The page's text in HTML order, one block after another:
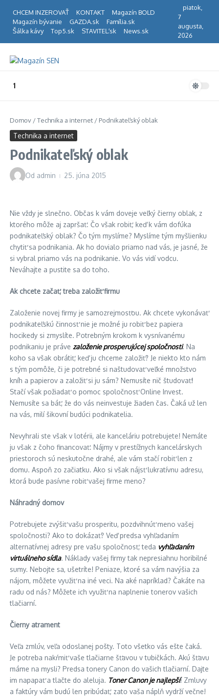
CHCEM INZEROVAŤ KONTAKT
Magazín BOLD
Magazín bývanie
GAZDA.sk
Família.sk
Šálka kávy
Top5.sk STAVITEĽ.sk News.sk
piatok,
7
augusta,
2026
1
Domov /Technika a internet / Podnikateľský oblak
Technika a internet
Podnikateľský oblak
Od admin 25. júna 2015
Nie vždy je slnečno. Občas k vám doveje veľký čierny oblak, z
ktorého môže aj zapršať. Čo však robiť, keď k vám dofúka
podnikateľský oblak? Čo tým myslíme? Myslíme tým myšlienku
chytiť sa podnikania. Ak ho dovialo priamo nad vás, je jasné, že
si vybral priamo vás na podnikanie. Vo vás vidí vodcu.
Neváhajte a pustite sa do toho.
Ak chcete začať, treba založiť firmu
Založenie novej firmy je samozrejmosťou. Ak chcete vykonávať
podnikateľskú činnosť nie je možné ju robiť bez papiera
hocikedy si zmyslíte. Potrebným krokom k vysnívanému
podnikaniu je práve založenie prosperujúcej spoločnosti. Na
koho sa však obrátiť, keď ju chceme založiť? Je niekto kto nám
s tým pomôže, či je potrebné si naštudovať veľké množstvo
kníh a papierov a založiť si ju sám? Nemusíte nič študovať!
Stačí však požiadať o pomoc spoločnosť Online Invest.
Nemusíte sa báť, že do vás neinvestuje žiaden čas. Čaká už len
na vás, milí šikovní budúci podnikatelia.
Nevyhrali ste však v lotérii, ale kanceláriu potrebujete! Nemáte
ju však z čoho financovať. Nájmy v prestížnych kancelárskych
priestoroch sú neskutočne drahé, ale vám stačí robiť len z
domu. Aspoň zo začiatku. Ako si však nájsť lukratívnu adresu,
ktorá bude pasívne robiť vašej firme meno?
Náhradný domov
Potrebujete zvýšiť vašu prosperitu, pozdvihnúť meno vašej
spoločnosti? Ako to dokázať? Veď predsa vyhľadaním
alternatívnej adresy pre vašu spoločnosť, teda vyhľadaním
virtuálneho sídla. Náklady vašej firmy tak nepresiahnu horibilné
sumy. Nebojte sa, ušetríte! Peniaze, ktoré sa vám navýšia za
nájom, môžete využiť na iné veci. Na aké napríklad? Čakáte na
radu od nás? Môžete ich využiť na naplnenie tonerov vašich
tlačiarní.
Čierny atrament
Veľa zmlúv, veľa odoslanej pošty. Toto všetko vás ešte čaká.
Je potreba nakŕmiť vaše tlačiarne šťavou v tubičkách. Akú šťavu
máme na mysli? Predsa tonery Canon do vašich tlačiarní. Dajte
im napapať a tlačte do aleluja. Toner Canon je najlepší! Zmluvy
a faktúry vám budú len pribúdať, zato vaša náplň vydrží večne!